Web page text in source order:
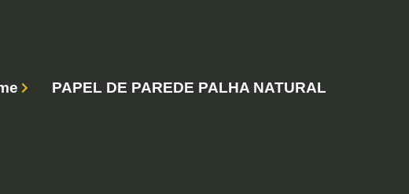
PAPEL DE PAREDE PALHA NATURAL